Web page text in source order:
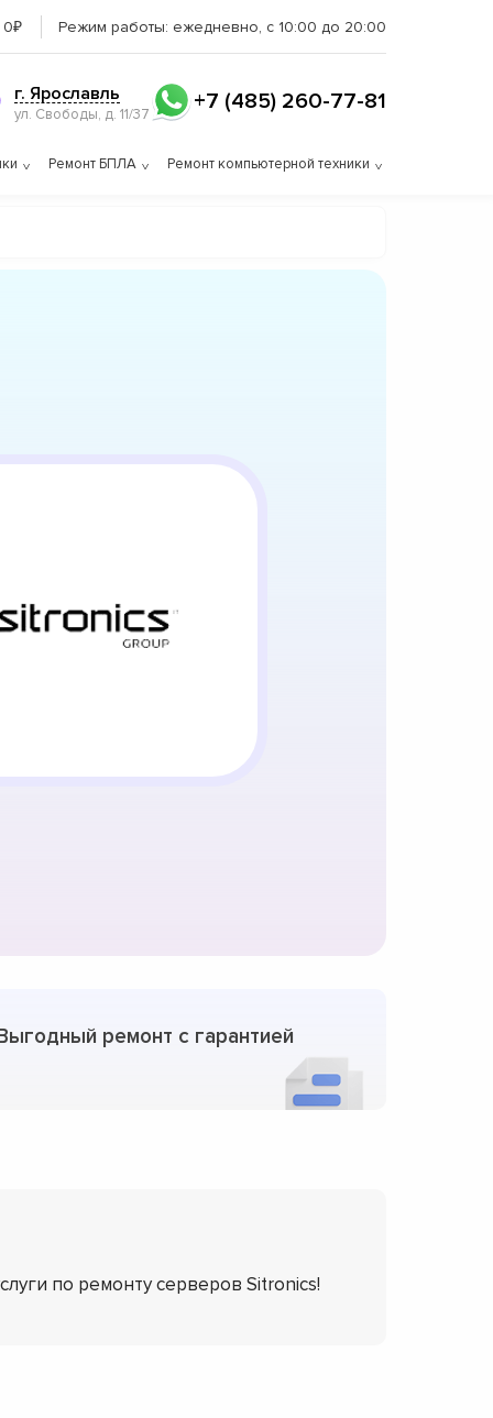
0₽ Режим работы: ежедневно, с 10:00 до 20:00
г. Ярославль
ул. Свободы, д. 11/37 +7 (485) 260-77-81
Ремонт БПЛА Ремонт компьютерной техники
ремонт с гарантией
по ремонту серверов Sitronics!